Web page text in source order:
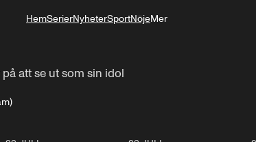
HemSerierNyheterSportNöjeMer
att se ut som sin idol